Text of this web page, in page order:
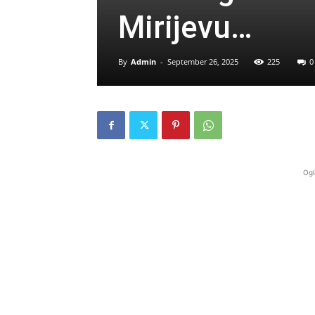
Mirijevu…
By Admin - September 26, 2025 225 0